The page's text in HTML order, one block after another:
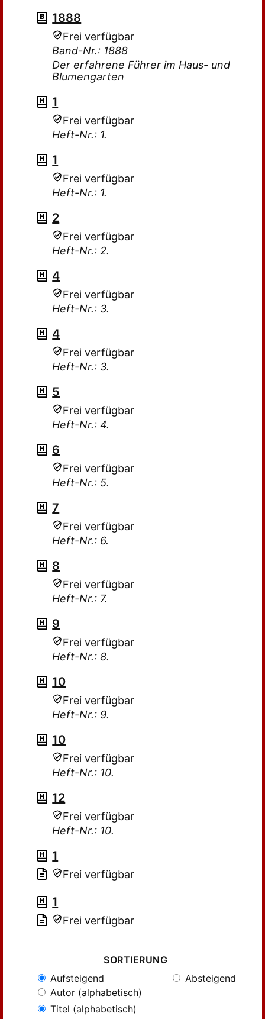
1888
Frei verfügbar
Band-Nr.: 1888
Der erfahrene Führer im Haus- und
Blumengarten
1
Frei verfügbar
Heft-Nr.: 1.
1
Frei verfügbar
Heft-Nr.: 1.
2
Frei verfügbar
Heft-Nr.: 2.
4
Frei verfügbar
Heft-Nr.: 3.
4
Frei verfügbar
Heft-Nr.: 3.
5
Frei verfügbar
Heft-Nr.: 4.
6
Frei verfügbar
Heft-Nr.: 5.
7
Frei verfügbar
Heft-Nr.: 6.
8
Frei verfügbar
Heft-Nr.: 7.
9
Frei verfügbar
Heft-Nr.: 8.
10
Frei verfügbar
Heft-Nr.: 9.
10
Frei verfügbar
Heft-Nr.: 10.
12
Frei verfügbar
Heft-Nr.: 10.
1
Frei verfügbar
1
Frei verfügbar
SORTIERUNG
Aufsteigend
Absteigend
Autor (alphabetisch)
Titel (alphabetisch)